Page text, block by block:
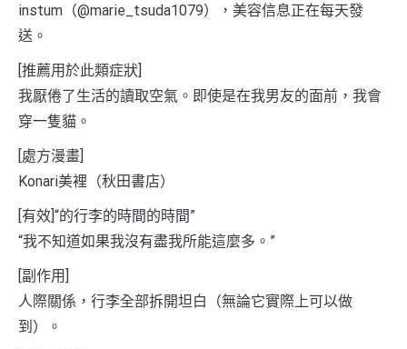
instum（@marie_tsud​​a1079），美容信息正在每天發
送。
[推薦用於此類症狀]
我厭倦了生活的讀取空氣。即使是在我男友的面前，我會
穿一隻貓。
[處方漫畫]
Konari美裡（秋田書店）
[有效]“的行李的時間的時間”
“我不知道如果我沒有盡我所能這麼多。”
[副作用]
人際關係，行李全部拆開坦白（無論它實際上可以做
到）。